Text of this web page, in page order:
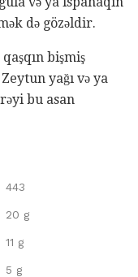
də gözəldir.
bişmiş
yağı və ya
bu asan
443
20 g
11 g
5 g